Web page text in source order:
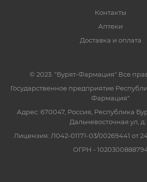
Контакты
Аптеки
Доставка и оплата
© 2023. "Бурят-Фармация" Все
Государственное предприятие
Фармация"
Адрес: 670047, Россия, Республика
Дальневосточная ул, д.
Лицензия: Л042-01171-03/00269441 от
ОГРН -